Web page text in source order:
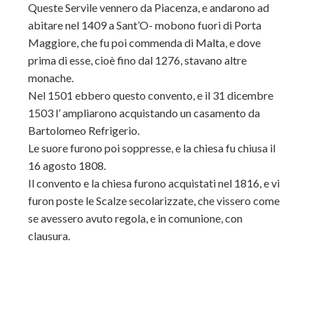
Queste Servile vennero da Piacenza, e andarono ad
abitare nel 1409 a Sant’O- mobono fuori di Porta
Maggiore, che fu poi commenda di Malta, e dove
prima di esse, cioè fino dal 1276, stavano altre
monache.
Nel 1501 ebbero questo convento, e il 31 dicembre
1503 l’ ampliarono acquistando un casamento da
Bartolomeo Refrigerio.
Le suore furono poi soppresse, e la chiesa fu chiusa il
16 agosto 1808.
Il convento e la chiesa furono acquistati nel 1816, e vi
furon poste le Scalze secolarizzate, che vissero come
se avessero avuto regola, e in comunione, con
clausura.